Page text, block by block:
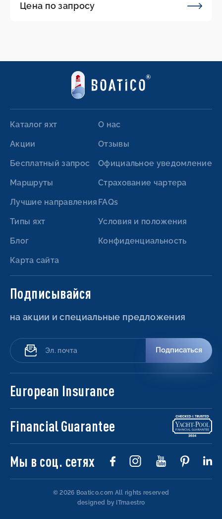
Цена по запросу
Каталог яхт
Акции
Бесплатный запрос
Маршруты
Лучшие направления
Типы яхт
Блог
Карта сайта
О нас
Отзывы
Официальное уведомление
Страхование чартера
FAQs
Условия и положения
Конфиденциальность
Подписывайся
на акции и специальные предложения
Подписаться
European Insurance
Financial Guarantee
Мы в соц. сетях
© 2026 Boatico.com All rights reserved
designed by ITmaestro